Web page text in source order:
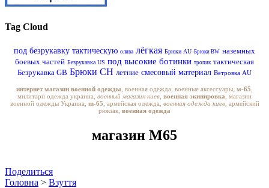
Tag Cloud
под безрукавку тактическую олива лёгкая Брюки AU Брюки BW наземных
боевых частей Безрукавка US под высокие ботинки тропик тактическая
Безрукавка GB Брюки CH летние смесовый материал Ветровка AU
интернет магазин военной одежды , военная одежда, военные аксессуары, м-65
милитари одежда украина, военный магазин киев, военная экипировка , магазин
военной одежды Украина, m-65 , армейская одежда, военная одежда киев, армейский
рюкзак, военная одежда
магазин M65
Поделиться
Головна > Взуття